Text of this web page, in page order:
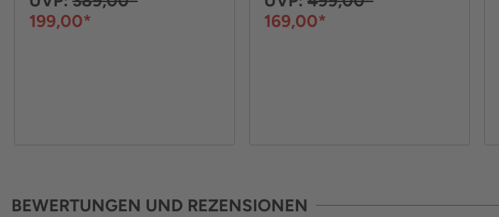
199,00*
169,00*
BEWERTUNGEN UND REZENSIONEN